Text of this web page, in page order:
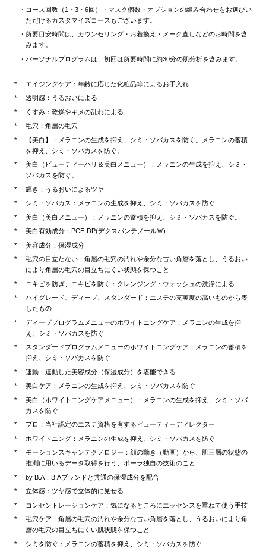
コース回数（1・3・6回）・マスク個数・オプションの組み合わせをお選びい
ただけるカスタマイズコースもございます。
所要目安時間は、カウンセリング・お着換え・メーク直しなどのお時間を含
みます。
パーソナルプログラムは、初回は所要時間に約30分の肌分析を含みます。
エイジングケア：年齢に応じた化粧品等によるお手入れ
透明感：うるおいによる
くすみ：乾燥やキメの乱れによる
毛穴：角層の毛穴
【美白】：メラニンの生成を抑え、シミ・ソバカスを防ぐ。メラニンの蓄積
を抑え、シミ・ソバカスを防ぐ。
美白（ビューティーハリ＆美白メニュー）：メラニンの生成を抑え、シミ・
ソバカスを防ぐ。
輝き：うるおいによるツヤ
シミ・ソバカス：メラニンの生成を抑え、シミ・ソバカスを防ぐ
美白（美白メニュー）：メラニンの蓄積を抑え、シミ・ソバカスを防ぐ。
美白有効成分：PCE-DP(デクスパンテノールＷ)
美容成分：保湿成分
毛穴の目立たない：角層の毛穴の汚れや余分な古い角層を落とし、うるおい
により角層の毛穴の目立ちにくい状態を保つこと
ニキビを防ぎ、ニキビを防ぐ：クレンジング・ウォッシュの洗浄による
ハイグレード、ディープ、スタンダード：エステの充実度の高いものから表
したもの
ディーププログラムメニューのホワイトニングケア：メラニンの生成を抑
え、シミ・ソバカスを防ぐ
スタンダードプログラムメニューのホワイトニングケア：メラニンの蓄積を
抑え、シミ・ソバカスを防ぐ
連動：連動した美容成分（保湿成分）を堪能できる
美白ケア：メラニンの生成を抑え、シミ・ソバカスを防ぐ
美白（ホワイトニングケアメニュー）：メラニンの生成を抑え、シミ・ソバ
カスを防ぐ
プロ：当社認定のエステ資格を有するビューティーディレクター
ホワイトニング：メラニンの生成を抑え、シミ・ソバカスを防ぐ
モーションスキャンテクノロジー：顔の動き（動画）から、肌三層の状態の
推測に用いるデータ取得を行う、ポーラ独自の技術のこと
by B.A：B.Aブランドと共通の保湿成分を配合
立体感：ツヤ感で立体的に見せる
コンセントレーションケア：気になるところにエッセンスを重ねて使う手技
毛穴ケア：角層の毛穴の汚れや余分な古い角層を落とし、うるおいにより角
層の毛穴の目立ちにくい肌状態を保つこと
シミを防ぐ：メラニンの蓄積を抑え、シミ・ソバカスを防ぐ